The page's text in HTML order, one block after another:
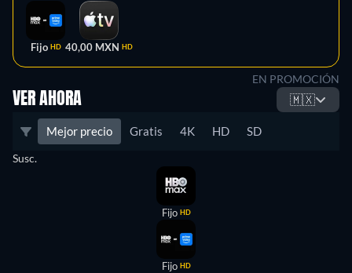
Fijo HD 40,00 MXN HD
EN PROMOCIÓN
VER AHORA 🇲🇽
Mejor precio Gratis 4K HD SD
Susc.
Fijo HD
Fijo HD